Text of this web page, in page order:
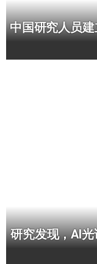
中国研究人员
研究发现，AI